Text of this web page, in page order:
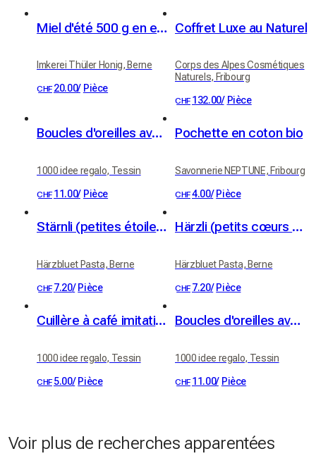
Miel d'été 500 g en emballage cadeau
Imkerei Thüler Honig, Berne
CHF 20.00/ Pièce
Coffret Luxe au Naturel
Corps des Alpes Cosmétiques
Naturels, Fribourg
CHF 132.00/ Pièce
Boucles d'oreilles avec des potions cadeaux pour Halloween
1000 idee regalo, Tessin
CHF 11.00/ Pièce
Pochette en coton bio
Savonnerie NEPTUNE, Fribourg
CHF4.00/ Pièce
Stärnli (petites étoiles, 250 g)
Härzbluet Pasta, Berne
CHF 7.20/ Pièce
Härzli (petits cœurs en pâtes), 250 g
Härzbluet Pasta, Berne
CHF 7.20/ Pièce
Cuillère à café imitation gaufre
1000 idee regalo, Tessin
CHF 5.00/ Pièce
Boucles d'oreilles avec bouteille et flûte de champagne
1000 idee regalo, Tessin
CHF 11.00/ Pièce
Voir plus de recherches apparentées